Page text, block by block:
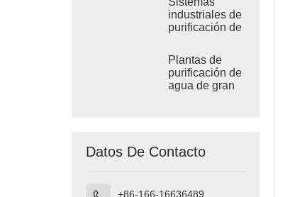
agua salobre
industriales de
purificación de
ósmosis
inversa
Plantas de
purificación de
agua de gran
Datos De Contacto
+86-166-16636489